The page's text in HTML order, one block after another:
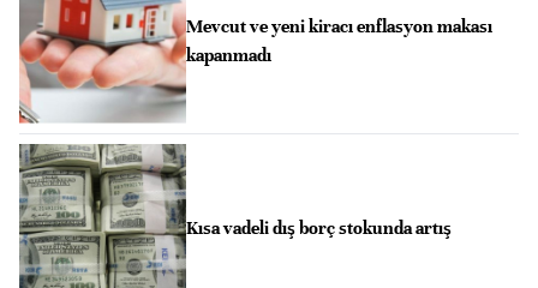
Mevcut ve yeni kiracı enflasyon makası
kapanmadı
Kısa vadeli dış borç stokunda artış